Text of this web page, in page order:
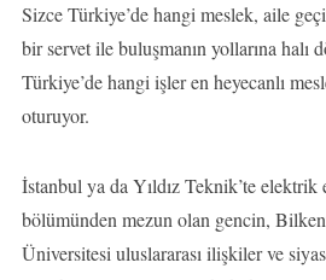
Sizce Türkiye’de hangi meslek, aile
bir servet ile buluşmanın yollarına halı
Türkiye’de hangi işler en heyecanlı
oturuyor.
İstanbul ya da Yıldız Teknik’te
bölümünden mezun olan gencin,
Üniversitesi uluslararası ilişkiler ve